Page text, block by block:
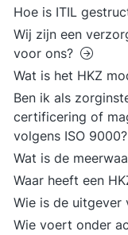
Hoe is ITIL
Wij zijn een
voor ons?
Wat is het HKZ
Ben ik als
certificering of
volgens ISO 9000?
Wat is de
Waar heeft een
Wie is de uitgever
Wie voert onder